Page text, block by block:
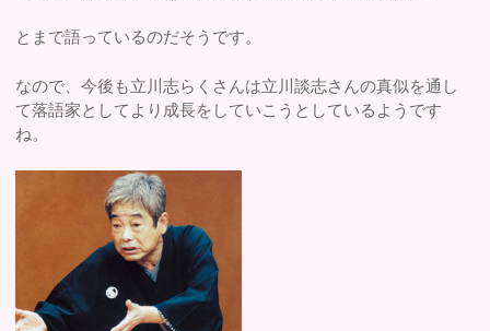
とまで語っているのだそうです。
なので、今後も立川志らくさんは立川談志さんの真似を通し
て落語家としてより成長をしていこうとしているようです
ね。